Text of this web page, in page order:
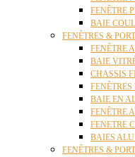
FENÊTRE
BAIE
FENÊTRES &
FENÊTRE
BAIE
CHASSIS
BAIE EN
FENÊTRE
FENETRE
BAIES
FENÊTRES &